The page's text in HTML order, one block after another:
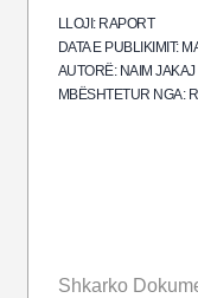
LLOJI: RAPORT
DATA E PUBLIKIMIT:
AUTORË: NAIM
MBËSHTETUR NGA:
Shkarko